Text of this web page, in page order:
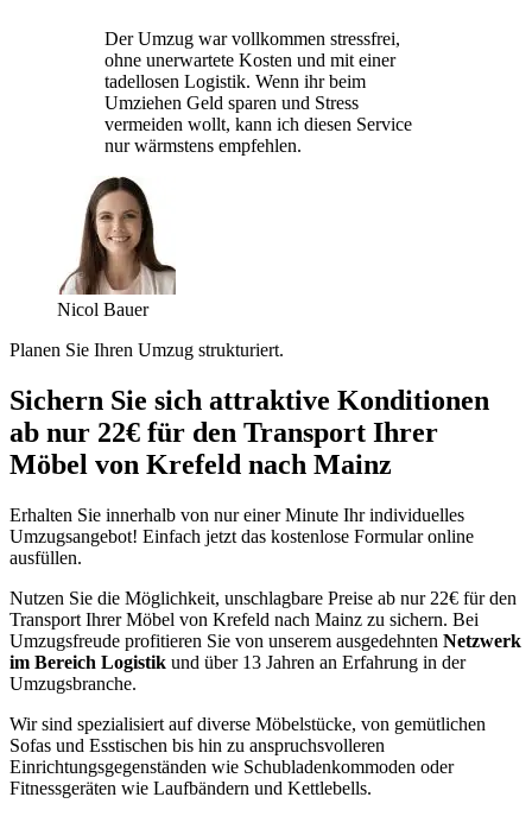
Der Umzug war vollkommen stressfrei,
ohne unerwartete Kosten und mit einer
tadellosen Logistik. Wenn ihr beim
Umziehen Geld sparen und Stress
vermeiden wollt, kann ich diesen Service
nur wärmstens empfehlen.
Nicol Bauer
Planen Sie Ihren Umzug strukturiert.
Sichern Sie sich attraktive Konditionen
ab nur 22€ für den Transport Ihrer
Möbel von Krefeld nach Mainz
Erhalten Sie innerhalb von nur einer Minute Ihr individuelles
Umzugsangebot! Einfach jetzt das kostenlose Formular online
ausfüllen.
Nutzen Sie die Möglichkeit, unschlagbare Preise ab nur 22€ für den
Transport Ihrer Möbel von Krefeld nach Mainz zu sichern. Bei
Umzugsfreude profitieren Sie von unserem ausgedehnten Netzwerk
im Bereich Logistik und über 13 Jahren an Erfahrung in der
Umzugsbranche.
Wir sind spezialisiert auf diverse Möbelstücke, von gemütlichen
Sofas und Esstischen bis hin zu anspruchsvolleren
Einrichtungsgegenständen wie Schubladenkommoden oder
Fitnessgeräten wie Laufbändern und Kettlebells.